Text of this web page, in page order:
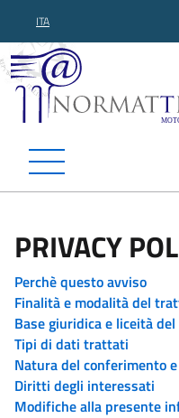
ITA
PRIVACY
Perchè questo avviso
Finalità e modalità del
Base giuridica e liceità
Tipi di dati trattati
Natura del conferimento
Diritti degli interessati
Modifiche alla presente